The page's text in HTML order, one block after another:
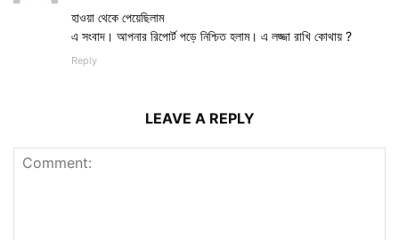
হাওয়া থেকে পেয়েছিলাম
এ সংবাদ। আপনার রিপোর্ট পড়ে নিশ্চিত হলাম। এ লজ্জা রাখি কোথায় ?
Reply
LEAVE A REPLY